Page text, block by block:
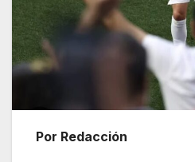
Por Redacción